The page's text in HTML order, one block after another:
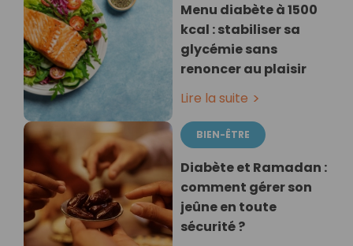
Menu diabète à 1500
kcal : stabiliser sa
glycémie sans
renoncer au plaisir
Lire la suite
BIEN-ÊTRE
Diabète et Ramadan :
comment gérer son
jeûne en toute
sécurité ?